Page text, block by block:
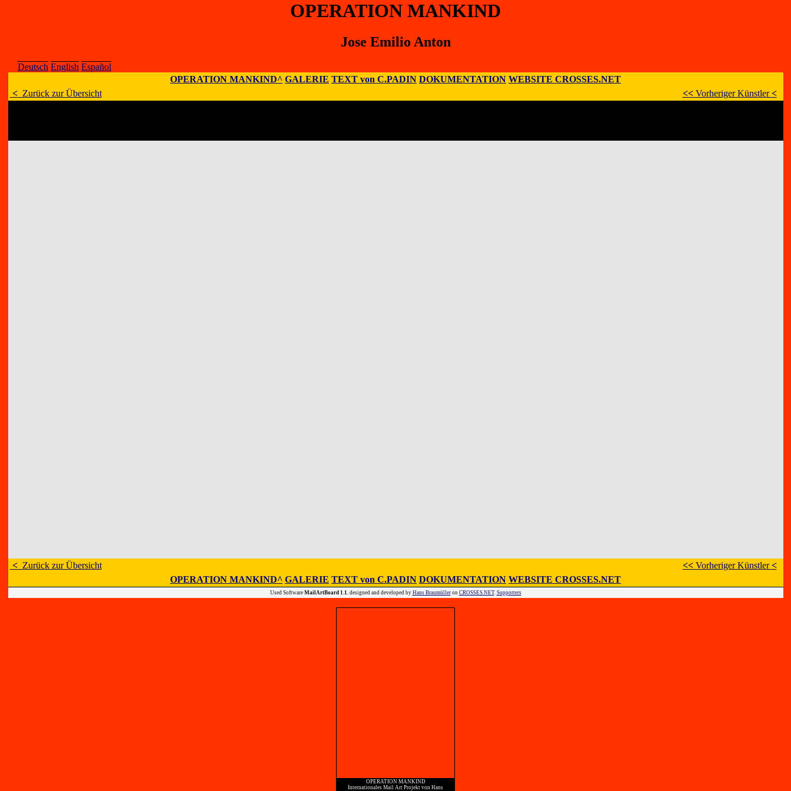
OPERATION MANKIND
Jose Emilio Anton
Deutsch English Español
OPERATION MANKIND^ GALERIE TEXT von C.PADIN DOKUMENTATION WEBSITE CROSSES.NET
<Zurück zur Übersicht << Vorheriger Künstler<
<Zurück zur Übersicht << Vorheriger Künstler<
OPERATION MANKIND^ GALERIE TEXT von C.PADIN DOKUMENTATION WEBSITE CROSSES.NET
Used Software MailArtBoard 1.1.designed and developed by Hans Braumülleron CROSSES.NET. Supporters
OPERATION MANKIND
Internationales Mail Art Projekt von Hans